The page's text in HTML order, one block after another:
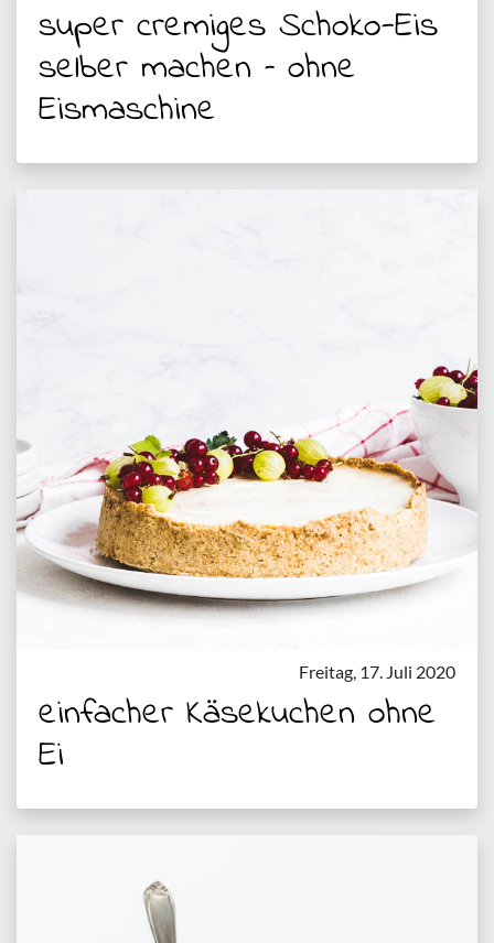
super cremiges Schoko-Eis
selber machen – ohne
Eismaschine
Freitag, 17. Juli 2020
einfacher Käsekuchen ohne
Ei